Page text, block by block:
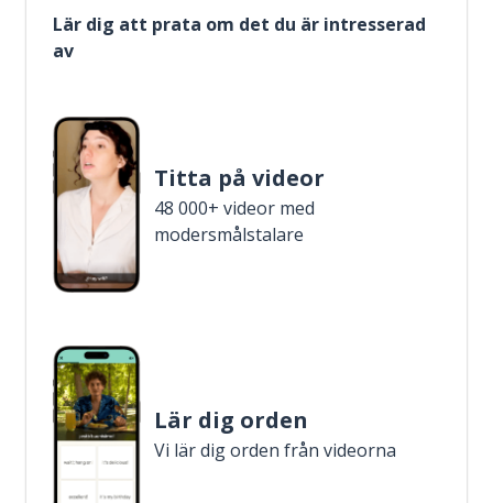
Lär dig att prata om det du är intresserad
av
Titta på videor
48 000+ videor med
modersmålstalare
Lär dig orden
Vi lär dig orden från videorna